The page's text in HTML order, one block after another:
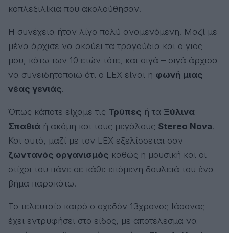
κοπλεξιλίκια που ακολούθησαν.
Η συνέχεια ήταν λίγο πολύ αναμενόμενη. Μαζί με
μένα άρχισε να ακούει τα τραγούδια και ο γιος
μου, κάτω των 10 ετών τότε, και σιγά – σιγά άρχισα
να συνειδητοποιώ ότι ο LEX είναι η φωνή μιας
νέας γενιάς.
Όπως κάποτε είχαμε τις Τρύπες ή τα Ξύλινα
Σπαθιά ή ακόμη και τους μεγάλους Stereo Nova.
Και αυτό, μαζί με τον LEX εξελίσσεται σαν
ζωντανός οργανισμός καθώς η μουσική και οι
στίχοι του πάνε σε κάθε επόμενη δουλειά του ένα
βήμα παρακάτω.
Το τελευταίο καιρό ο σχεδόν 13χρονος Ιάσονας
έχει εντρυφήσει στο είδος, με αποτέλεσμα να